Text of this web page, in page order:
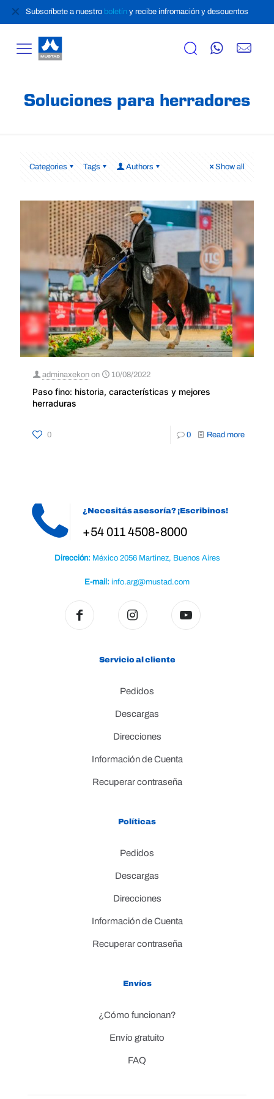
Subscríbete a nuestro boletín y recibe infromación y descuentos
✕
Soluciones para herradores
Categories Tags Authors Show all
adminaxekon on 10/08/2022
Paso fino: historia, características y mejores
herraduras
0 0 Read more
¿Necesitás asesoría? ¡Escribinos!
+54 011 4508-8000
Dirección:México 2056 Martinez, Buenos Aires
E-mail: info.arg@mustad.com
Servicio al cliente
Pedidos
Descargas
Direcciones
Información de Cuenta
Recuperar contraseña
Políticas
Pedidos
Descargas
Direcciones
Información de Cuenta
Recuperar contraseña
Envíos
¿Cómo funcionan?
Envío gratuito
FAQ